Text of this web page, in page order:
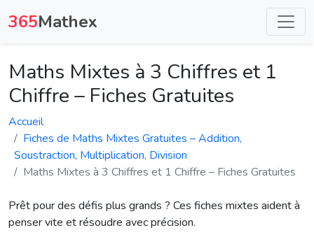
365Mathex
Maths Mixtes à 3 Chiffres et 1
Chiffre – Fiches Gratuites
Accueil
Fiches de Maths Mixtes Gratuites – Addition,
Soustraction, Multiplication, Division
Maths Mixtes à 3 Chiffres et 1 Chiffre – Fiches Gratuites
Prêt pour des défis plus grands ? Ces fiches mixtes aident à
penser vite et résoudre avec précision.